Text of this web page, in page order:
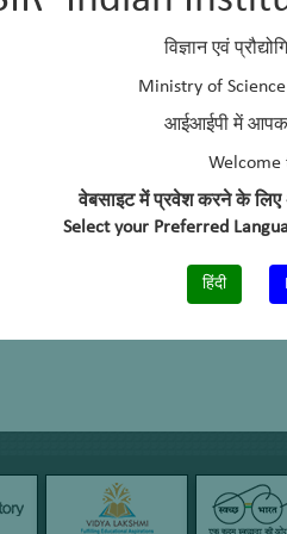
विज्ञान एवं
Ministry of
आईआईपी में
Welcome
वेबसाइट में प्रवेश करने के लिए
Select your Preferred
हिंदी